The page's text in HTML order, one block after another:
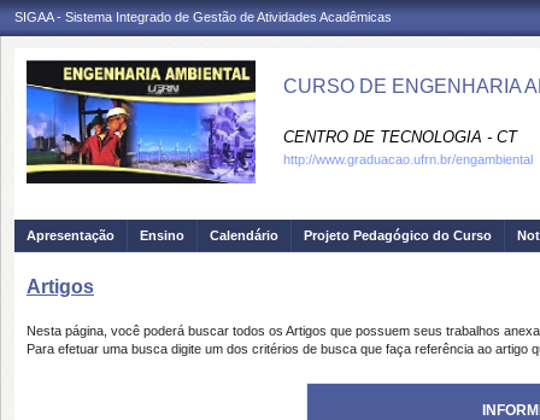
SIGAA - Sistema Integrado de Gestão de Atividades Acadêmicas
CURSO DE ENGENHARIA
CENTRO DE TECNOLOGIA - CT
http://www.graduacao.ufrn.br/engambiental
Apresentação Ensino Calendário Projeto Pedagógico do Curso
Artigos
Nesta página, você poderá buscar todos os Artigos que possuem seus trabalhos
Para efetuar uma busca digite um dos critérios de busca que faça referência ao artigo